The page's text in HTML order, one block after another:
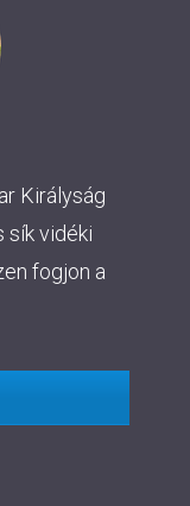
Királyság
sík vidéki
fogjon a